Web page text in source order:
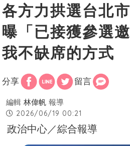
各方力拱選台北
曝「已接獲參選
我不缺席的方式
分享 留言
編輯 林偉帆 報導
2026/06/19 00:21
政治中心／綜合報導